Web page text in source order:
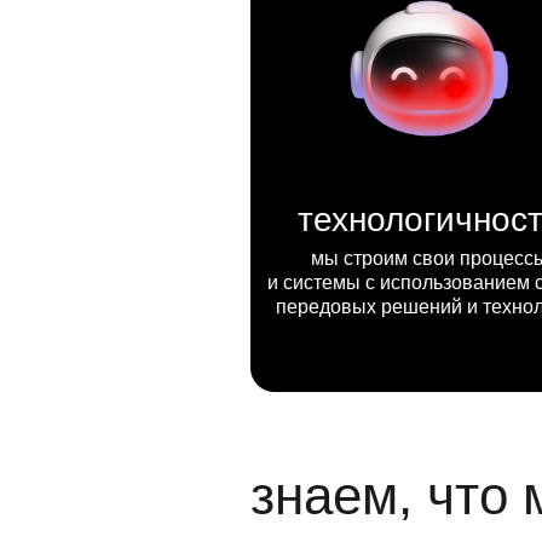
мы строим свои
и системы с использованием
передовых решений и
знаем, что